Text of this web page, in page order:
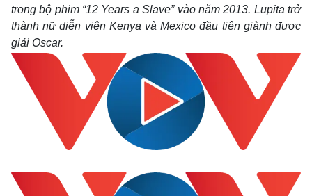
Bất động sản
Khởi nghiệp
Giá vàng
Tiêu dùng
trong bộ phim “12 Years a Slave” vào năm 2013. Lupita trở
thành nữ diễn viên Kenya và Mexico đầu tiên giành được
giải Oscar.